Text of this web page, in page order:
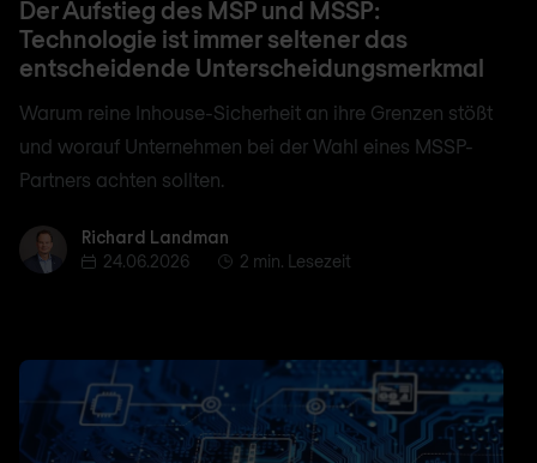
Der Aufstieg des MSP und MSSP:
Technologie ist immer seltener das
entscheidende Unterscheidungsmerkmal
Warum reine Inhouse-Sicherheit an ihre Grenzen stößt
und worauf Unternehmen bei der Wahl eines MSSP-
Partners achten sollten.
Richard Landman
Richard Landman
24.06.2026
2 min. Lesezeit